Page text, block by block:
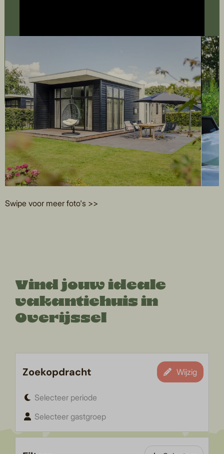
Swipe voor meer foto's >>
Vind jouw ideale
vakantiehuis in
Overijssel
Zoekopdracht Wijzig
Selecteer periode
Selecteer gastgroep